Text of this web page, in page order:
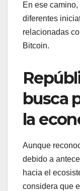
En ese
diferentes
relacionadas
Bitcoin.
busca
la
Aunque
debido a
hacia el
considera que